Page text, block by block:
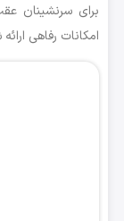
برای سرنشینان
امکانات رفاهی